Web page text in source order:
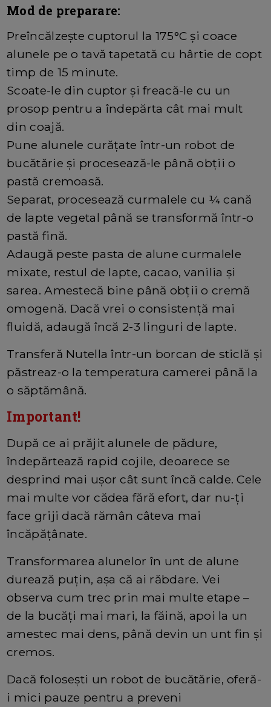
Mod de preparare:
Preîncălzește cuptorul la 175°C și coace
alunele pe o tavă tapetată cu hârtie de copt
timp de 15 minute.
Scoate-le din cuptor și freacă-le cu un
prosop pentru a îndepărta cât mai mult
din coajă.
Pune alunele curățate într-un robot de
bucătărie și procesează-le până obții o
pastă cremoasă.
Separat, procesează curmalele cu ¼ cană
de lapte vegetal până se transformă într-o
pastă fină.
Adaugă peste pasta de alune curmalele
mixate, restul de lapte, cacao, vanilia și
sarea. Amestecă bine până obții o cremă
omogenă. Dacă vrei o consistență mai
fluidă, adaugă încă 2-3 linguri de lapte.
Transferă Nutella într-un borcan de sticlă și
păstreaz-o la temperatura camerei până la
o săptămână.
Important!
După ce ai prăjit alunele de pădure,
îndepărtează rapid cojile, deoarece se
desprind mai ușor cât sunt încă calde. Cele
mai multe vor cădea fără efort, dar nu-ți
face griji dacă rămân câteva mai
încăpățânate.
Transformarea alunelor în unt de alune
durează puțin, așa că ai răbdare. Vei
observa cum trec prin mai multe etape –
de la bucăți mai mari, la făină, apoi la un
amestec mai dens, până devin un unt fin și
cremos.
Dacă folosești un robot de bucătărie, oferă-
i mici pauze pentru a preveni